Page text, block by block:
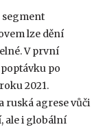
lze dění
V první
po
2021.
ruská agrese vůči
ale i globální